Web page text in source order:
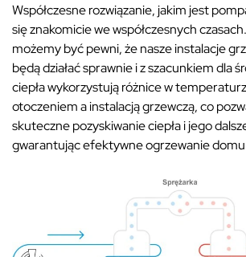
Współczesne rozwiązanie, jakim jest
się znakomicie we współczesnych
możemy być pewni, że nasze instalacje
będą działać sprawnie i z szacunkiem dla
ciepła wykorzystują różnice w
otoczeniem a instalacją grzewczą, co
skuteczne pozyskiwanie ciepła i jego
gwarantując efektywne ogrzewanie